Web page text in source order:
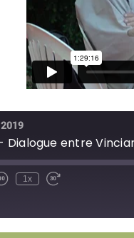
- Dialogue entre
1x